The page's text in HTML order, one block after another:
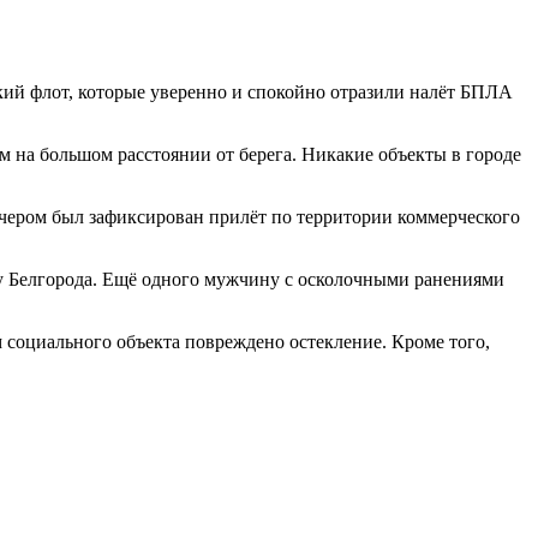
флот, которые уверенно и спокойно отразили налёт БПЛА
большом расстоянии от берега. Никакие объекты в городе
был зафиксирован прилёт по территории коммерческого
Ещё одного мужчину с осколочными ранениями
объекта повреждено остекление. Кроме того,